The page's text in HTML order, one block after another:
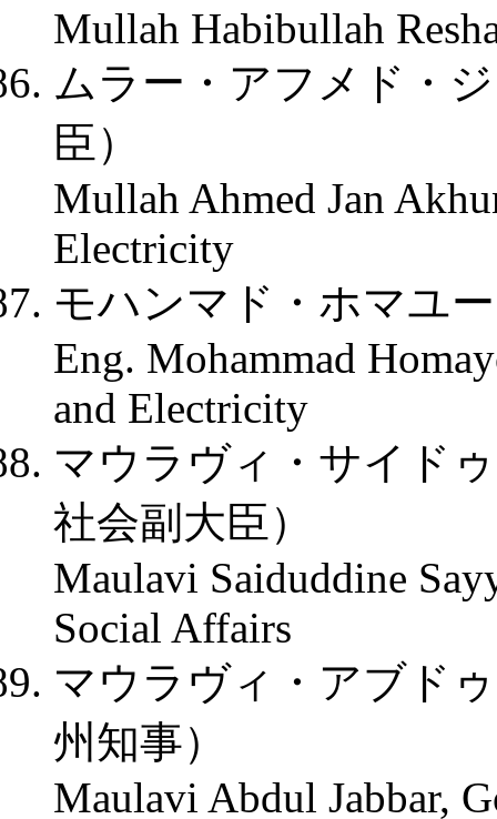
Mullah Habibullah
ムラー・アフメド・
臣）
Mullah Ahmed Jan
Electricity
モハンマド・ホマユ
Eng. Mohammad
and Electricity
マウラヴィ・サイド
社会副大臣）
Maulavi Saiduddine
Social Affairs
マウラヴィ・アブド
州知事）
Maulavi Abdul Jabbar,